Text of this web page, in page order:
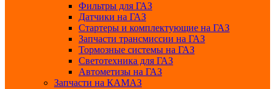
Фильтры для ГАЗ
Датчики на ГАЗ
Стартеры и комплектующие на ГАЗ
Запчасти трансмиссии на ГАЗ
Тормозные системы на ГАЗ
Светотехника для ГАЗ
Автометизы на ГАЗ
Запчасти на КАМАЗ